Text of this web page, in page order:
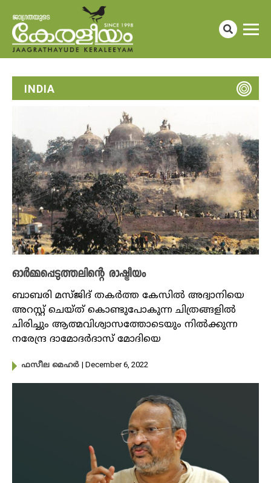
INDIA
ഓർമ്മപ്പെടുത്തലിന്റെ രാഷ്ട്രീയം
ബാബരി മസ്ജിദ് തകർത്ത കേസിൽ അദ്വാനിയെ
അറസ്റ്റ് ചെയ്ത് കൊണ്ടുപോകുന്ന ചിത്രങ്ങളിൽ
ചിരിച്ചും ആത്മവിശ്വാസത്തോടെയും നിൽക്കുന്ന
നരേന്ദ്ര ദാമോദർദാസ് മോദിയെ
ഫസീല മെഹർ | December 6, 2022